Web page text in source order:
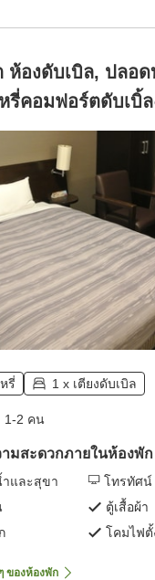
ห้องดับเบิล, ปลอด
รี่คอมฟอร์ตดับเบิ้
รี่ 1 x เตียงดับเบิล
1-2 คน
มสะดวกภายในห้องพัก
ำและสุขา
โทรทัศน์
ตู้เสื้อผ้า
โคมไฟตั้
ของห้องพัก